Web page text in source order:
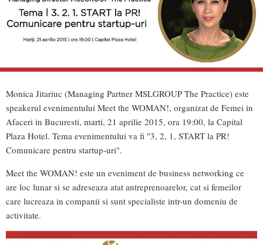
Monica Jitariuc (Managing Partner MSLGROUP The Practice) este
speakerul evenimentului Meet the WOMAN!, organizat de Femei in
Afaceri in Bucuresti, marti, 21 aprilie 2015, ora 19:00, la Capital
Plaza Hotel. Tema evenimentului va fi "3, 2, 1, START la PR!
Comunicare pentru startup-uri".
Meet the WOMAN! este un eveniment de business networking ce
are loc lunar si se adreseaza atat antreprenoarelor, cat si femeilor
care lucreaza in companii si sunt specialiste intr-un domeniu de
activitate.